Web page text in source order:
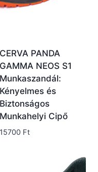
CERVA PANDA
GAMMA NEOS S1
Munkaszandál:
Kényelmes és
Biztonságos
Munkahelyi Cipő
15700 Ft